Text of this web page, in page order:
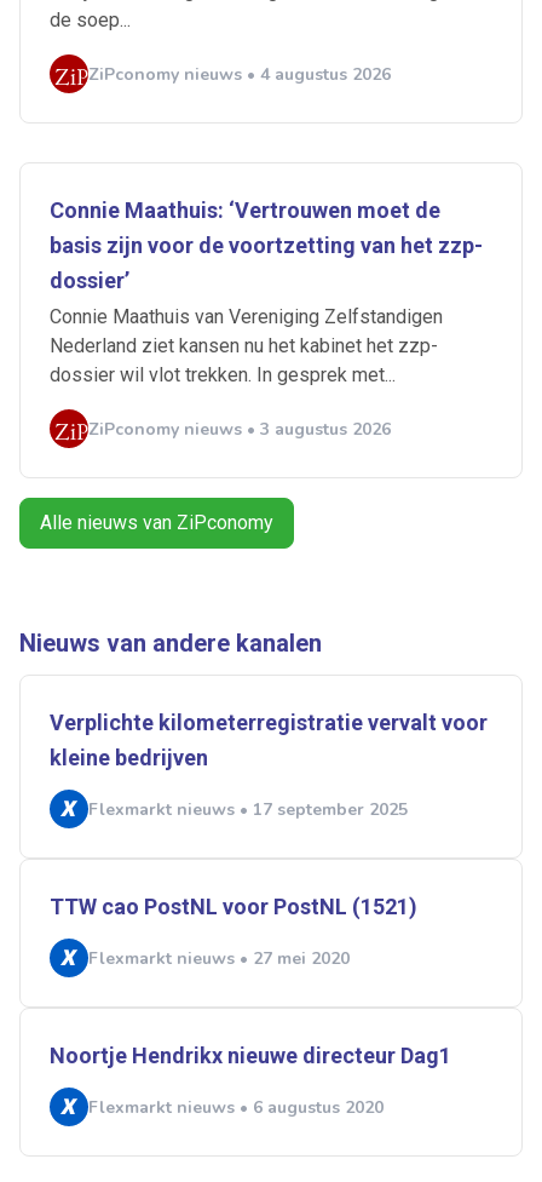
de soep...
ZiPconomy nieuws • 4 augustus 2026
Connie Maathuis: ‘Vertrouwen moet de
basis zijn voor de voortzetting van het zzp-
dossier’
Connie Maathuis van Vereniging Zelfstandigen
Nederland ziet kansen nu het kabinet het zzp-
dossier wil vlot trekken. In gesprek met...
ZiPconomy nieuws • 3 augustus 2026
Alle nieuws van ZiPconomy
Nieuws van andere kanalen
Verplichte kilometerregistratie vervalt voor
kleine bedrijven
Flexmarkt nieuws • 17 september 2025
TTW cao PostNL voor PostNL (1521)
Flexmarkt nieuws • 27 mei 2020
Noortje Hendrikx nieuwe directeur Dag1
Flexmarkt nieuws • 6 augustus 2020
Artikelen zoeken
Alles Ingezonden
Bureau Cicero
Doorzaam